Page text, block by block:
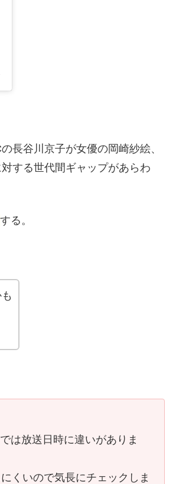
長谷川京子が女優の岡崎紗絵、
する世代間ギャップがあらわ
する。
は放送日時に違いがありま
くいので気長にチェックしま